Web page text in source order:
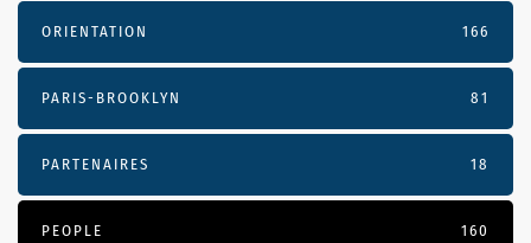
ORIENTATION 166
PARIS-BROOKLYN 81
PARTENAIRES 18
PEOPLE 160